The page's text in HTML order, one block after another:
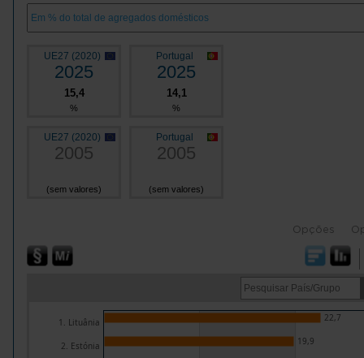
UE27 (2020)
2025
15,4
%
Portugal
2025
14,1
%
UE27 (2020)
2005
(sem valores)
Portugal
2005
(sem valores)
Opções
1. Lituânia
2. Estónia
22,7
19,9